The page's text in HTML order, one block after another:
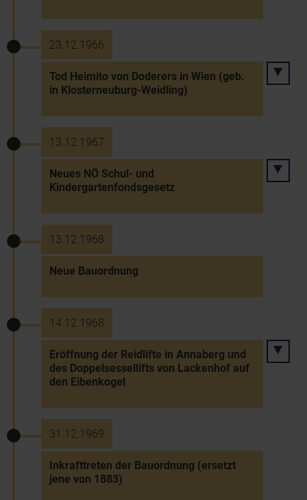
23.12.1966
Tod Heimito von Doderers in Wien (geb.
in Klosterneuburg-Weidling)
13.12.1967
Neues NÖ Schul- und
Kindergartenfondsgesetz
13.12.1968
Neue Bauordnung
14.12.1968
Eröffnung der Reidlifte in Annaberg und
des Doppelsessellifts von Lackenhof auf
den Eibenkogel
31.12.1969
Inkrafttreten der Bauordnung (ersetzt
jene von 1883)